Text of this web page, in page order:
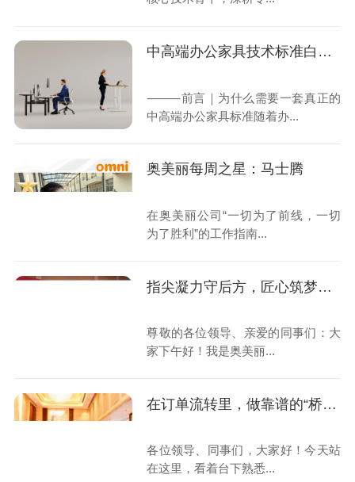
中高端办公家具技术标准白皮书 —— OMNI-5五维工艺技术标准体系
⸻前言｜为什么需要一套真正的
中高端办公家具标准随着办...
奥美丽每周之星：马士腾
在奥美丽公司“一切为了前线，一切
为了胜利”的工作指南...
指尖凝力守后方，匠心筑梦赴荣光 ——我们的一线坚守与“胜利”答卷
尊敬的各位领导、亲爱的同事们：大
家下午好！我是奥美丽...
在订单流转里，做靠谱的“桥梁”
各位领导、同事们，大家好！今天站
在这里，看着台下熟悉...